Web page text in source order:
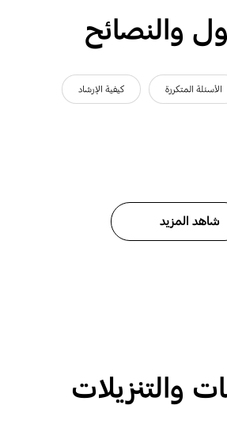
والنصائح
الأسئلة المتكررة كيفية الإرشاد
شاهد المزيد
والتنزيلات